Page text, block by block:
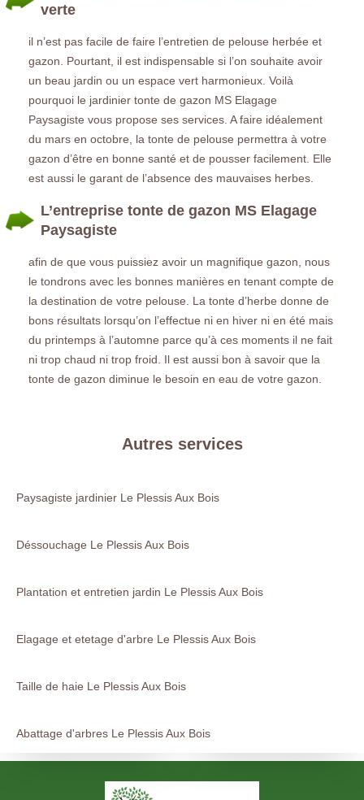
verte
il n’est pas facile de faire l’entretien de pelouse herbée et
gazon. Pourtant, il est indispensable si l’on souhaite avoir
un beau jardin ou un espace vert harmonieux. Voilà
pourquoi le jardinier tonte de gazon MS Elagage
Paysagiste vous propose ses services. A faire idéalement
du mars en octobre, la tonte de pelouse permettra à votre
gazon d’être en bonne santé et de pousser facilement. Elle
est aussi le garant de l’absence des mauvaises herbes.
L’entreprise tonte de gazon MS Elagage
Paysagiste
afin de que vous puissiez avoir un magnifique gazon, nous
le tondrons avec les bonnes manières en tenant compte de
la destination de votre pelouse. La tonte d’herbe donne de
bons résultats lorsqu’on l’effectue ni en hiver ni en été mais
du printemps à l’automne parce qu’à ces moments il ne fait
ni trop chaud ni trop froid. Il est aussi bon à savoir que la
tonte de gazon diminue le besoin en eau de votre gazon.
Autres services
Paysagiste jardinier Le Plessis Aux Bois
Déssouchage Le Plessis Aux Bois
Plantation et entretien jardin Le Plessis Aux Bois
Elagage et etetage d'arbre Le Plessis Aux Bois
Taille de haie Le Plessis Aux Bois
Abattage d'arbres Le Plessis Aux Bois